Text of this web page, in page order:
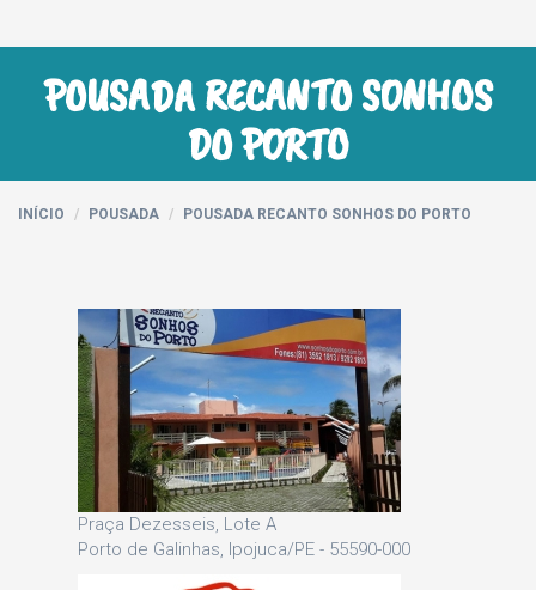
POUSADA RECANTO SONHOS
DO PORTO
INÍCIO POUSADA POUSADA RECANTO SONHOS DO PORTO
Praça Dezesseis, Lote A
Porto de Galinhas, Ipojuca/PE - 55590-000